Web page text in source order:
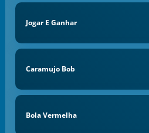
Jogar E Ganhar
Caramujo Bob
Bola Vermelha